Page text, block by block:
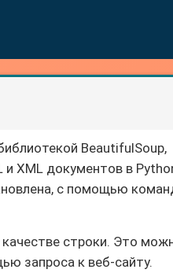
BeautifulSoup,
XML документов в
с помощью
строки. Это
запроса к веб-сайту.